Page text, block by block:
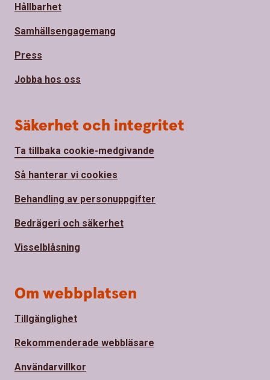
Hållbarhet
Samhällsengagemang
Press
Jobba hos oss
Säkerhet och integritet
Ta tillbaka cookie-medgivande
Så hanterar vi cookies
Behandling av personuppgifter
Bedrägeri och säkerhet
Visselblåsning
Om webbplatsen
Tillgänglighet
Rekommenderade webbläsare
Användarvillkor